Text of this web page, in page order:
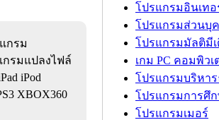
กรม
กรมแปลงไฟล์
iPod
XBOX360
โปรแกรมอินเทอ
โปรแกรมส่วนบุ
โปรแกรมมัลติมีเ
เกม PC คอมพิวเ
โปรแกรมบริหา
โปรแกรมการศึ
โปรแกรมเมอร์